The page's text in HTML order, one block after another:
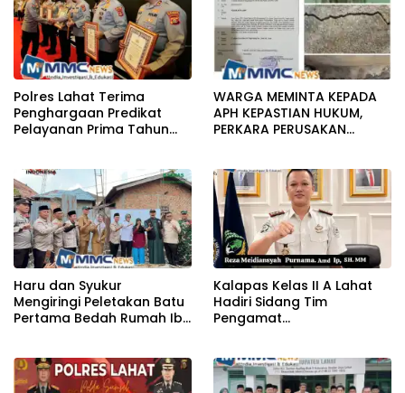
Polres Lahat Terima
Penghargaan Predikat
Pelayanan Prima Tahun
WARGA MEMINTA KEPADA
APH KEPASTIAN HUKUM,
PERKARA PERUSAKAN
Haru dan Syukur
Mengiringi Peletakan Batu
Pertama Bedah Rumah Ibu
Kalapas Kelas II A Lahat
Hadiri Sidang Tim
Pengamat
DirJenPas Sumsel Dan
Bapas Kelas II Lahat